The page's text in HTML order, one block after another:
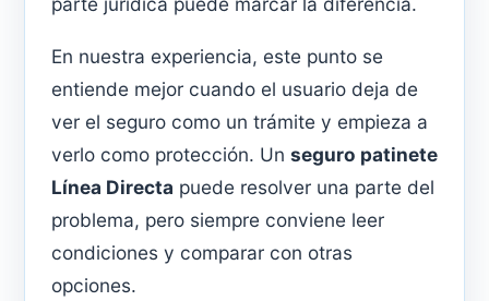
En nuestra experiencia, este punto se
entiende mejor cuando el usuario deja de
ver el seguro como un trámite y empieza a
verlo como protección. Un seguro patinete
Línea Directa puede resolver una parte del
problema, pero siempre conviene leer
condiciones y comparar con otras
opciones.